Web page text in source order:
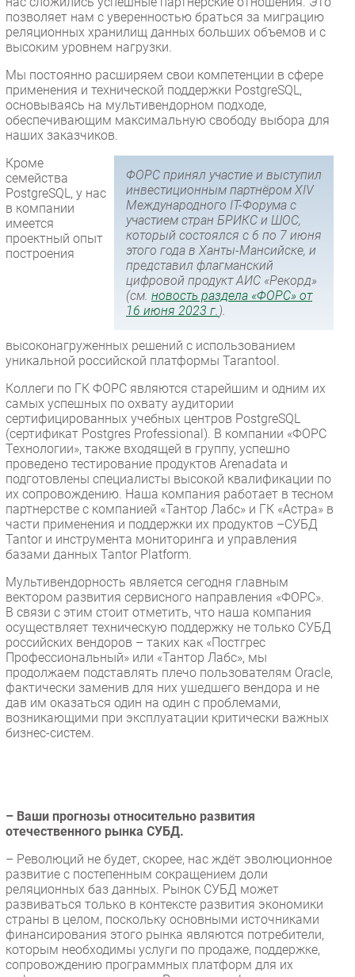
позволяет нам с уверенностью браться за миграцию
реляционных хранилищ данных больших объемов и с
высоким уровнем нагрузки.
Мы постоянно расширяем свои компетенции в сфере
применения и технической поддержки PostgreSQL,
основываясь на мультивендорном подходе,
обеспечивающим максимальную свободу выбора для
наших заказчиков.
ФОРС принял участие и выступил
инвестиционным партнёром XIV
Международного IT-Форума с
участием стран БРИКС и ШОС,
который состоялся с 6 по 7 июня
этого года в Ханты-Мансийске, и
представил флагманский
цифровой продукт АИС «Рекорд»
(см. новость раздела «ФОРС» от
16 июня 2023 г.).
Кроме
семейства
PostgreSQL, у нас
в компании
имеется
проектный опыт
построения
высоконагруженных решений с использованием
уникальной российской платформы Tarantool.
Коллеги по ГК ФОРС являются старейшим и одним их
самых успешных по охвату аудитории
сертифицированных учебных центров PostgreSQL
(сертификат Postgres Professional). В компании «ФОРС
Технологии», также входящей в группу, успешно
проведено тестирование продуктов Arenadata и
подготовлены специалисты высокой квалификации по
их сопровождению. Наша компания работает в тесном
партнерстве с компанией «Тантор Лабс» и ГК «Астра» в
части применения и поддержки их продуктов –СУБД
Tantor и инструмента мониторинга и управления
базами данных Tantor Platform.
Мультивендорность является сегодня главным
вектором развития сервисного направления «ФОРС».
В связи с этим стоит отметить, что наша компания
осуществляет техническую поддержку не только СУБД
российских вендоров – таких как «Постгрес
Профессиональный» или «Тантор Лабс», мы
продолжаем подставлять плечо пользователям Oracle,
фактически заменив для них ушедшего вендора и не
дав им оказаться один на один с проблемами,
возникающими при эксплуатации критически важных
бизнес-систем.
– Ваши прогнозы относительно развития
отечественного рынка СУБД.
– Революций не будет, скорее, нас ждёт эволюционное
развитие с постепенным сокращением доли
реляционных баз данных. Рынок СУБД может
развиваться только в контексте развития экономики
страны в целом, поскольку основными источниками
финансирования этого рынка являются потребители,
которым необходимы услуги по продаже, поддержке,
сопровождению программных платформ для их